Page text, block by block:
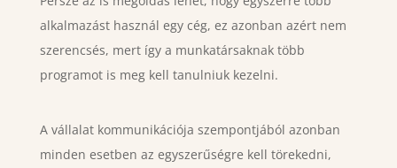
alkalmazást használ egy cég, ez azonban azért nem
szerencsés, mert így a munkatársaknak több
programot is meg kell tanulniuk kezelni.
A vállalat kommunikációja szempontjából azonban
minden esetben az egyszerűségre kell törekedni,